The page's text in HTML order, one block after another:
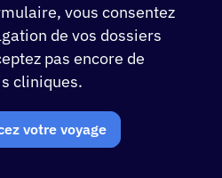
vous consentez
de vos dossiers
pas encore de
cliniques.
votre voyage